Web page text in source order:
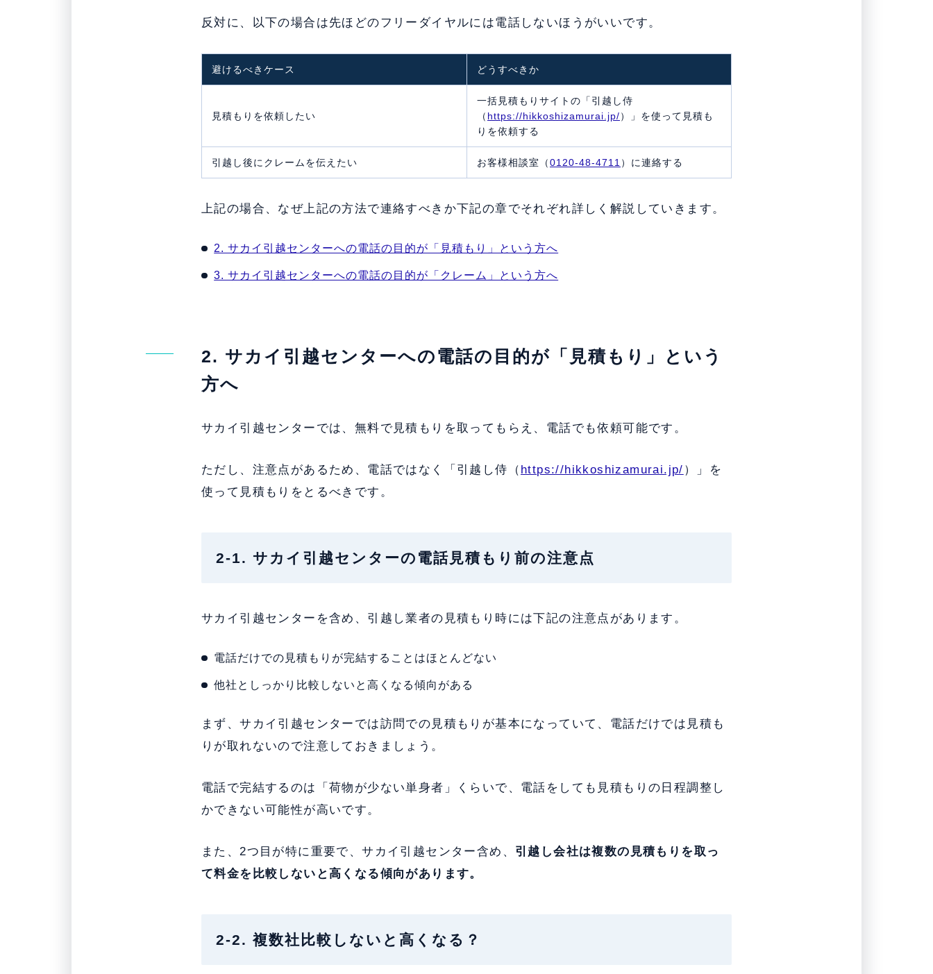
反対に、以下の場合は先ほどのフリーダイヤルには電話しないほうがいいです。
避けるべきケース どうすべきか
見積もりを依頼したい
一括見積もりサイトの「引越し侍
（ https://hikkoshizamurai.jp/）」を使って見積も
りを依頼する
引越し後にクレームを伝えたい お客様相談室（0120-48-4711 ）に連絡する
上記の場合、なぜ上記の方法で連絡すべきか下記の章でそれぞれ詳しく解説していきます。
2. サカイ引越センターへの電話の目的が「見積もり」という方へ
3. サカイ引越センターへの電話の目的が「クレーム」という方へ
2. サカイ引越センターへの電話の目的が「見積もり」という
方へ
サカイ引越センターでは、無料で見積もりを取ってもらえ、電話でも依頼可能です。
ただし、注意点があるため、電話ではなく「引越し侍（ https://hikkoshizamurai.jp/ ）」を
使って見積もりをとるべきです。
2-1. サカイ引越センターの電話見積もり前の注意点
サカイ引越センターを含め、引越し業者の見積もり時には下記の注意点があります。
電話だけでの見積もりが完結することはほとんどない
他社としっかり比較しないと高くなる傾向がある
まず、サカイ引越センターでは訪問での見積もりが基本になっていて、電話だけでは見積も
りが取れないので注意しておきましょう。
電話で完結するのは「荷物が少ない単身者」くらいで、電話をしても見積もりの日程調整し
かできない可能性が高いです。
また、2つ目が特に重要で、サカイ引越センター含め、 引越し会社は複数の見積もりを取っ
て料金を比較しないと高くなる傾向があります。
2-2. 複数社比較しないと高くなる？